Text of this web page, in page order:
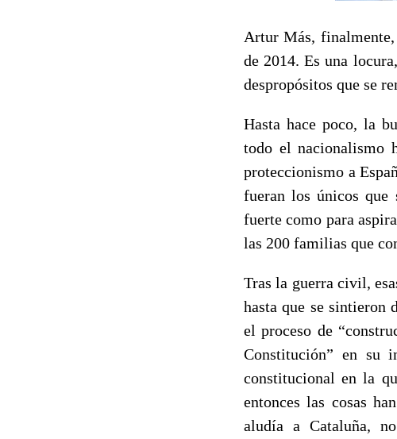
Artur Más,
de 2014. Es una
despropósitos que se
Hasta hace poco, la
todo el nacionalismo
proteccionismo a
fueran los únicos que
fuerte como para
las 200 familias que
Tras la guerra civil,
hasta que se sintieron
el proceso de
Constitución” en su
constitucional en la
entonces las cosas
aludía a Cataluña,